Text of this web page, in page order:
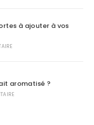
à ajouter à vos
aromatisé ?